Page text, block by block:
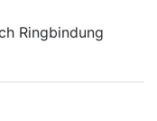
Ringbindung